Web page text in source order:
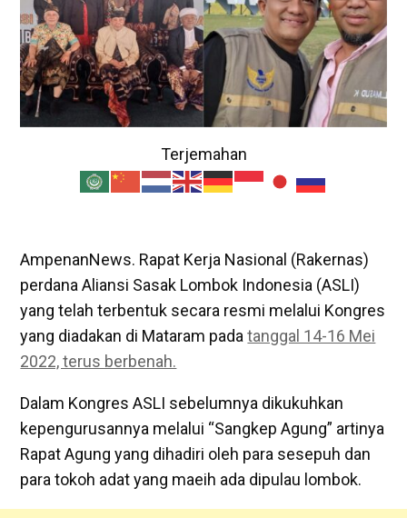
Terjemahan
AmpenanNews. Rapat Kerja Nasional (Rakernas)
perdana Aliansi Sasak Lombok Indonesia (ASLI)
yang telah terbentuk secara resmi melalui Kongres
yang diadakan di Mataram padatanggal 14-16 Mei
2022, terus berbenah.
Dalam Kongres ASLI sebelumnya dikukuhkan
kepengurusannya melalui “Sangkep Agung” artinya
Rapat Agung yang dihadiri oleh para sesepuh dan
para tokoh adat yang maeih ada dipulau lombok.